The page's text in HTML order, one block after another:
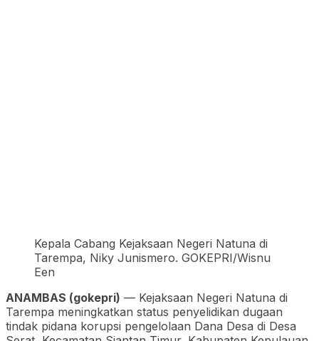
Kepala Cabang Kejaksaan Negeri Natuna di
Tarempa, Niky Junismero. GOKEPRI/Wisnu
Een
ANAMBAS (gokepri) — Kejaksaan Negeri Natuna di
Tarempa meningkatkan status penyelidikan dugaan
tindak pidana korupsi pengelolaan Dana Desa di Desa